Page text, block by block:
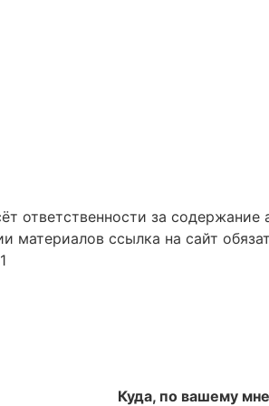
ответственности за содержание
материалов ссылка на сайт
Куда, по вашему